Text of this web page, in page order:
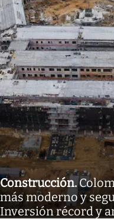
Construcción.
más moderno y
Inversión récord y